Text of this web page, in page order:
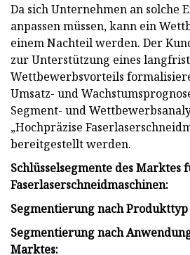
Da sich Unternehmen an solche
anpassen müssen, kann ein
einem Nachteil werden. Der
zur Unterstützung eines
Wettbewerbsvorteils
Umsatz- und
Segment- und
„Hochpräzise
bereitgestellt werden.
Schlüsselsegmente des Marktes
Faserlaserschneidmaschinen:
Segmentierung nach
Segmentierung nach
Marktes: